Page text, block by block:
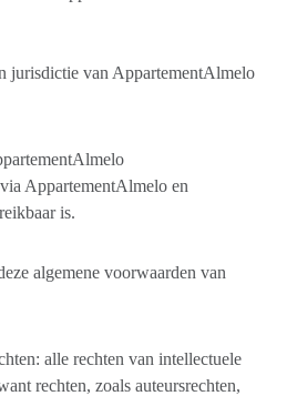
jurisdictie van AppartementAlmelo
AppartementAlmelo en
is.
algemene voorwaarden van
alle rechten van intellectuele
rechten, zoals auteursrechten,